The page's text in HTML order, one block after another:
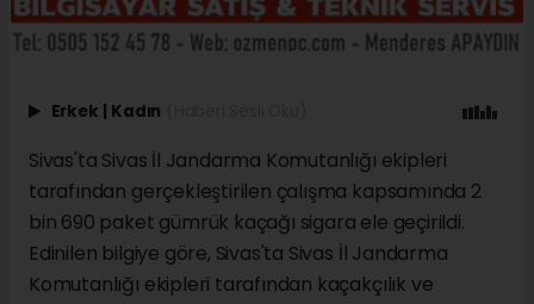
Erkek | Kadın
Sivas'ta Sivas İl Jandarma Komutanlığı ekipleri
tarafından gerçekleştirilen çalışma kapsamında 2
bin 690 paket gümrük kaçağı sigara ele geçirildi.
Edinilen bilgiye göre, Sivas'ta Sivas İl Jandarma
Komutanlığı ekipleri tarafından kaçakçılık ve